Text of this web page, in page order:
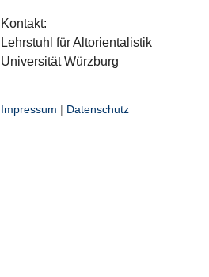
Kontakt:
Lehrstuhl für Altorientalistik
Universität Würzburg
Impressum | Datenschutz